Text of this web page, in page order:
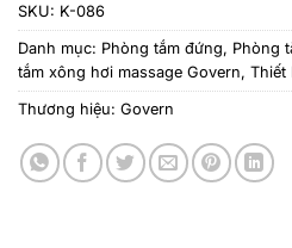
SKU: K-086
Danh mục: Phòng tắm đứng, Phòng
tắm xông hơi massage Govern, Thiết
Thương hiệu: Govern